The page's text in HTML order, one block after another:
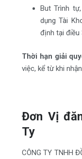
But Trình
dụng Tài
định tại điều
Thời hạn giải
việc, kể từ khi
Đơn Vị
Ty
CÔNG TY TNHH